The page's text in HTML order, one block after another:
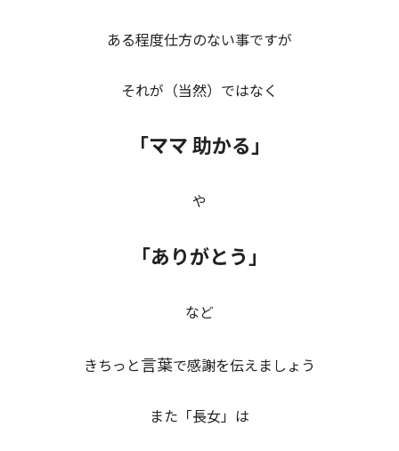
ある程度仕方のない事ですが
それが（当然）ではなく
「ママ 助かる」
や
「ありがとう」
など
きちっと言葉で感謝を伝えましょう
また「長女」は